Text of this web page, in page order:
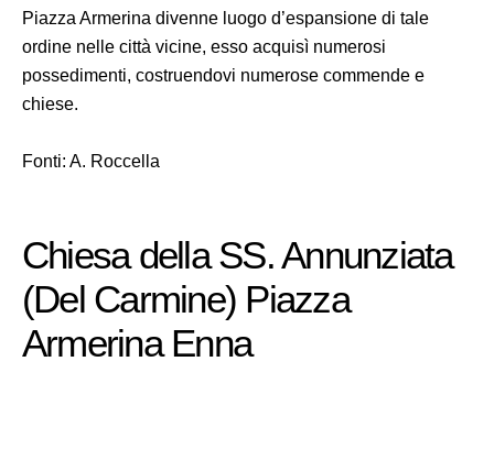
Piazza Armerina divenne luogo d’espansione di tale
ordine nelle città vicine, esso acquisì numerosi
possedimenti, costruendovi numerose commende e
chiese.
Fonti: A. Roccella
Chiesa della SS. Annunziata
(Del Carmine) Piazza
Armerina Enna